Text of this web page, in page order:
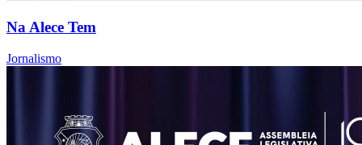
Na Alece Tem
Jornalismo